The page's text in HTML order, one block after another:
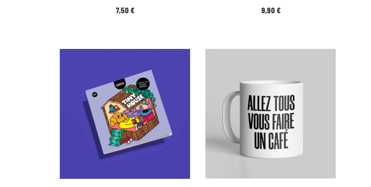
Prix
7,50 € Prix
9,90 €